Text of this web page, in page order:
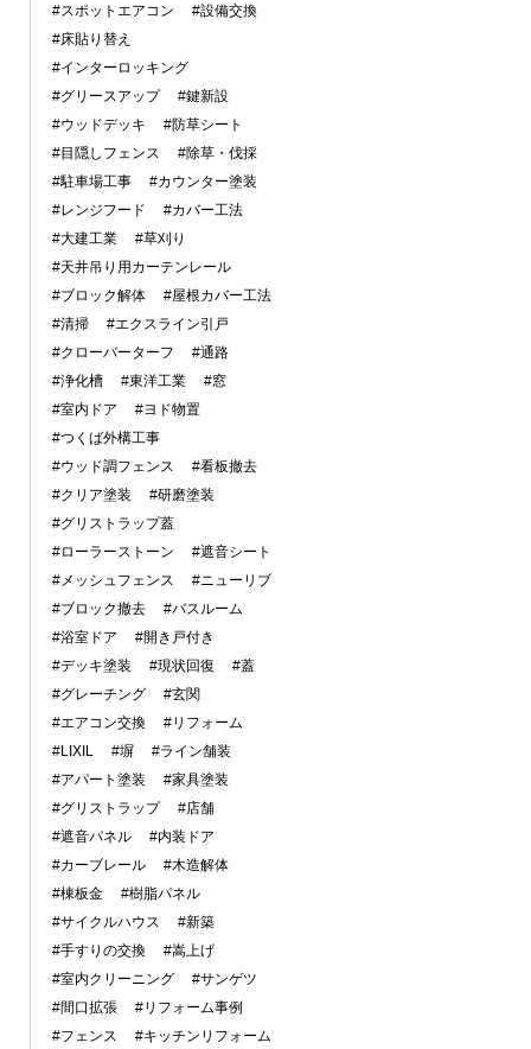
#スポットエアコン
#設備交換
#床貼り替え
#インターロッキング
#グリースアップ
#鍵新設
#ウッドデッキ
#防草シート
#目隠しフェンス
#除草・伐採
#駐車場工事
#カウンター塗装
#レンジフード
#カバー工法
#大建工業
#草刈り
#天井吊り用カーテンレール
#ブロック解体
#屋根カバー工法
#清掃
#エクスライン引戸
#クローバーターフ
#通路
#浄化槽
#東洋工業
#窓
#室内ドア
#ヨド物置
#つくば外構工事
#ウッド調フェンス
#看板撤去
#クリア塗装
#研磨塗装
#グリストラップ蓋
#ローラーストーン
#遮音シート
#メッシュフェンス
#ニューリブ
#ブロック撤去
#バスルーム
#浴室ドア
#開き戸付き
#デッキ塗装
#現状回復
#蓋
#グレーチング
#玄関
#エアコン交換
#リフォーム
#LIXIL
#塀
#ライン舗装
#アパート塗装
#家具塗装
#グリストラップ
#店舗
#遮音パネル
#内装ドア
#カーブレール
#木造解体
#棟板金
#樹脂パネル
#サイクルハウス
#新築
#手すりの交換
#嵩上げ
#室内クリーニング
#サンゲツ
#間口拡張
#リフォーム事例
#フェンス
#キッチンリフォーム